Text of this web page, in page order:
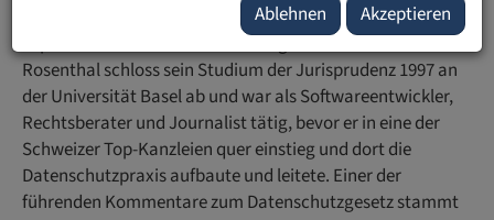
David Rosenthal ist einer der führenden Schweizer
Experten für Daten- und Technologie-Recht. David
Rosenthal schloss sein Studium der Jurisprudenz 1997 an
der Universität Basel ab und war als Softwareentwickler,
Rechtsberater und Journalist tätig, bevor er in eine der
Schweizer Top-Kanzleien quer einstieg und dort die
Datenschutzpraxis aufbaute und leitete. Einer der
führenden Kommentare zum Datenschutzgesetz stammt
Ablehnen Akzeptieren